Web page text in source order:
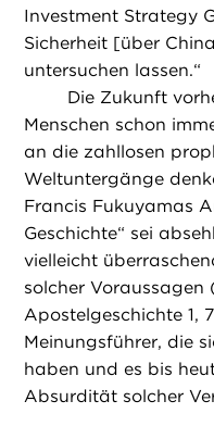
Investment Strategy
Sicherheit [über
untersuchen lassen.“
Die Zukunft
Menschen schon
an die zahllosen
Weltuntergänge
Francis Fukuyamas
Geschichte“ sei
vielleicht
solcher Voraussagen
Apostelgeschichte 1,
Meinungsführer, die
haben und es bis
Absurdität solcher